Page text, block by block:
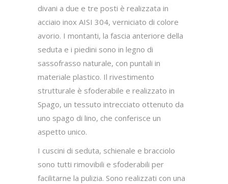
divani a due e tre posti è realizzata in
acciaio inox AISI 304, verniciato di colore
avorio. I montanti, la fascia anteriore della
seduta e i piedini sono in legno di
sassofrasso naturale, con puntali in
materiale plastico. Il rivestimento
strutturale è sfoderabile e realizzato in
Spago, un tessuto intrecciato ottenuto da
uno spago di lino, che conferisce un
aspetto unico.
I cuscini di seduta, schienale e bracciolo
sono tutti rimovibili e sfoderabili per
facilitarne la pulizia. Sono realizzati con una